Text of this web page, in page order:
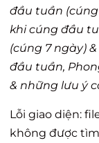
đầu tuần
khi cúng đầu
(cúng 7 ngày)
đầu tuần,
& những lưu ý
Lỗi giao diện:
không được